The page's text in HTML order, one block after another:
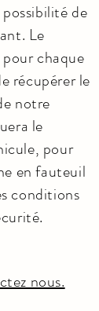
de
Le
chaque
récupérer le
notre
le
pour
en fauteuil
conditions
nous.